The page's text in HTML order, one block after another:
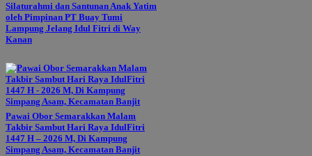
Silaturahmi dan Santunan Anak Yatim
oleh Pimpinan PT Buay Tumi
Lampung Jelang Idul Fitri di Way
Kanan
Pawai Obor Semarakkan Malam
Takbir Sambut Hari Raya IdulFitri
1447 H – 2026 M, Di Kampung
Simpang Asam, Kecamatan Banjit